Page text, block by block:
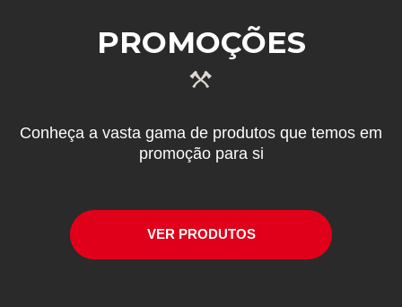
PROMOÇÕES
Conheça a vasta gama de produtos que temos em
promoção para si
VER PRODUTOS